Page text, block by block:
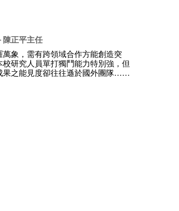
陳正平主任
象，需有跨領域合作方能創造突
研究人員單打獨鬥能力特別強，但
果之能見度卻往往遜於國外團隊……